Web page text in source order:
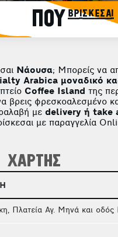
ΠΟΥ βρίσκεσαι
Νάουσα; Μπορείς να
Arabica μοναδικό
Coffee Island της
βρεις φρεσκοαλεσμένο
με delivery ή take
με παραγγελία
ΧΑΡΤΗΣ
Πλατεία Αγ. Μηνά και